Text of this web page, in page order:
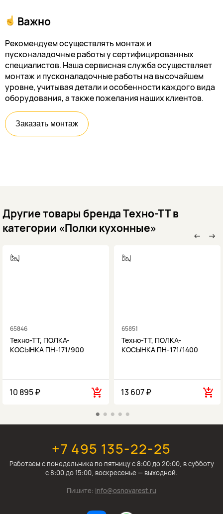
Важно
Рекомендуем осуществлять монтаж и
пусконаладочные работы у сертифицированных
специалистов. Наша сервисная служба осуществляет
монтаж и пусконаладочные работы на высочайшем
уровне, учитывая детали и особенности каждого вида
оборудования, а также пожелания наших клиентов.
Заказать монтаж
Другие товары бренда Техно-ТТ в
категории «Полки кухонные»
←
65846
Техно-ТТ, ПОЛКА-
КОСЫНКА ПН-171/900
10 895 ₽
65851
Техно-ТТ, ПОЛКА-
КОСЫНКА ПН-171/1400
13 607 ₽
→
+7 495 135-22-25
Работаем c понедельника по пятницу с 8:00 до 20:00, в субботу
с 8:00 до 15:00, воскресенье — выходной.
Пишите: info@osnovarest.ru